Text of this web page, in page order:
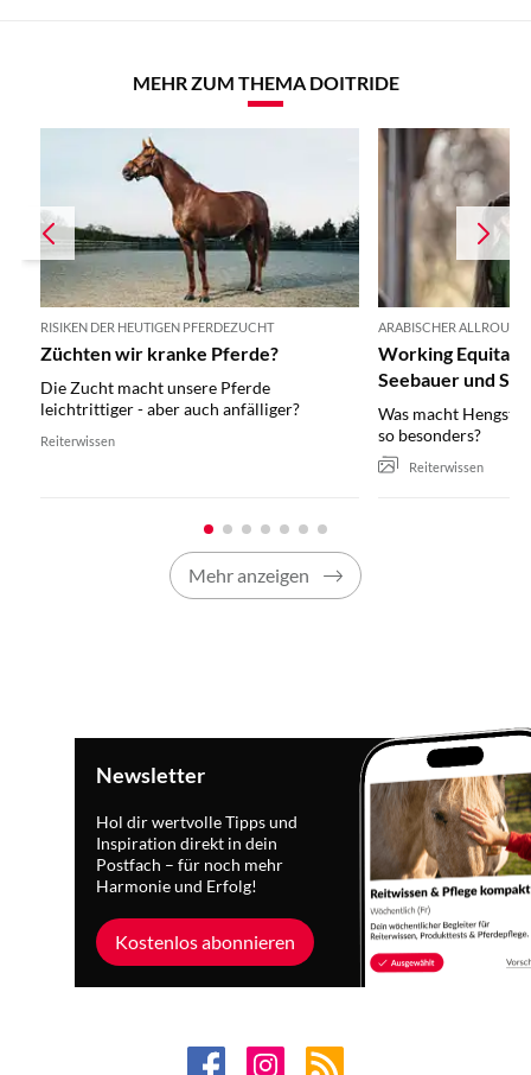
MEHR ZUM THEMA DOITRIDE
RISIKEN DER HEUTIGEN PFERDEZUCHT
Züchten wir kranke Pferde?
Die Zucht macht unsere Pferde
leichtrittiger - aber auch anfälliger?
Reiterwissen
ARABISCHER
Working
Seebauer und Safi
Was macht Hengst
so besonders?
Reiterwissen
Mehr anzeigen
Newsletter
Hol dir wertvolle Tipps und
Inspiration direkt in dein
Postfach – für noch mehr
Harmonie und Erfolg!
Kostenlos abonnieren